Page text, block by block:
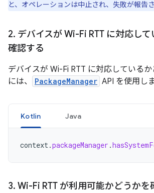
と、オペレーションは中止され、失敗が報告さ
2. デバイスが Wi-Fi RTT に対応し
確認する
デバイスが Wi-Fi RTT に対応している
には、
PackageManager API を使用しま
Kotlin Java
context.packageManager .
3. Wi-Fi RTT が利用可能かどうかを